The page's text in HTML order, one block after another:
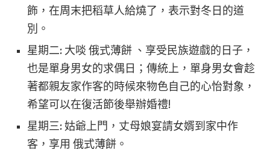
飾，在周末把稻草人給燒了，表示對冬日的道
別。
星期二: 大啖 俄式薄餅 、享受民族遊戲的日子，
也是單身男女的求偶日；傳統上，單身男女會趁
著都親友家作客的時候來物色自己的心怡對象，
希望可以在復活節後舉辦婚禮!
星期三: 姑爺上門，丈母娘宴請女婿到家中作
客，享用 俄式薄餅。